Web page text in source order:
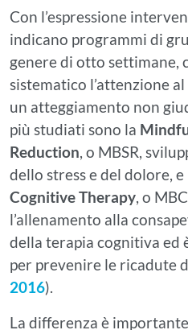
Con l’espressione
indicano programmi di
genere di otto settimane,
sistematico l’attenzione
un atteggiamento non
più studiati sono la
Reduction, o MBSR,
dello stress e del dolore, e
Cognitive Therapy, o
l’allenamento alla
della terapia cognitiva ed
per prevenire le ricadute
2016).
La differenza è